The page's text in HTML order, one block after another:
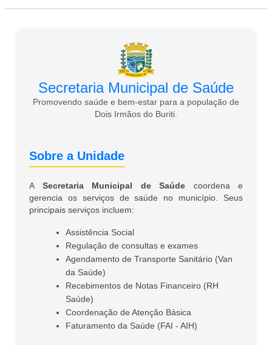
Secretaria Municipal de Saúde
Promovendo saúde e bem-estar para a população de
Dois Irmãos do Buriti.
Sobre a Unidade
A Secretaria Municipal de Saúde coordena e
gerencia os serviços de saúde no município. Seus
principais serviços incluem:
Assistência Social
Regulação de consultas e exames
Agendamento de Transporte Sanitário (Van
da Saúde)
Recebimentos de Notas Financeiro (RH
Saúde)
Coordenação de Atenção Básica
Faturamento da Saúde (FAI - AIH)